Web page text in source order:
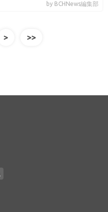
by BCHNews編集部
> >>